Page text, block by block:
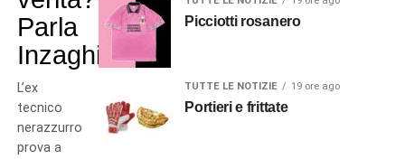
Parla
Inzaghi
L’ex
tecnico
nerazzurro
prova a
Picciotti rosanero
TUTTE LE NOTIZIE 19 ore ago
Portieri e frittate